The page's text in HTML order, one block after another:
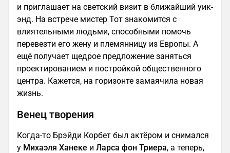
и приглашает на светский визит в ближайший уик-
энд. На встрече мистер Тот знакомится с
влиятельными людьми, способными помочь
перевезти его жену и племянницу из Европы. А
ещё получает щедрое предложение заняться
проектированием и постройкой общественного
центра. Кажется, на горизонте замаячила новая
жизнь.
Венец творения
Когда-то Брэйди Корбет был актёром и снимался
у Михаэля Ханеке и Ларса фон Триера, а теперь,